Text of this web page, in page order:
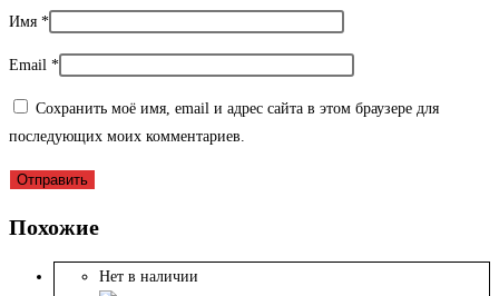
Имя *
Email *
Сохранить моё имя, email и адрес сайта в этом браузере для
последующих моих комментариев.
Похожие
Нет в наличии